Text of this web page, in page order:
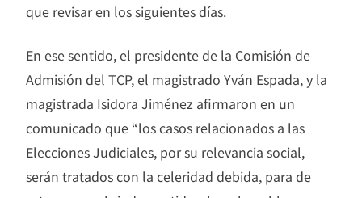
que revisar en los siguientes días.
En ese sentido, el presidente de la Comisión de
Admisión del TCP, el magistrado Yván Espada, y la
magistrada Isidora Jiménez afirmaron en un
comunicado que “los casos relacionados a las
Elecciones Judiciales, por su relevancia social,
serán tratados con la celeridad debida, para de